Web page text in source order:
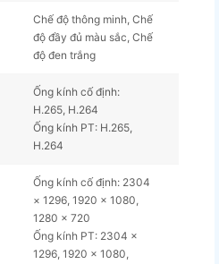
Chế độ thông minh, Chế
độ đầy đủ màu sắc, Chế
độ đen trắng
Ống kính cố định:
H.265, H.264
Ống kính PT: H.265,
H.264
Ống kính cố định: 2304
× 1296, 1920 × 1080,
1280 × 720
Ống kính PT: 2304 ×
1296, 1920 × 1080,